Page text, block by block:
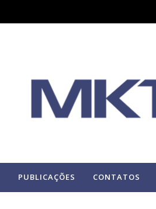
PUBLICAÇÕES CONTATOS